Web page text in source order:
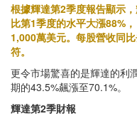
根據輝達第2季度報告顯示
比第1季度的水平大漲88%
1,000萬美元。每股營收同
符。
更令市場驚喜的是輝達的利
期的43.5%飆漲至70.1%。
輝達第2季財報